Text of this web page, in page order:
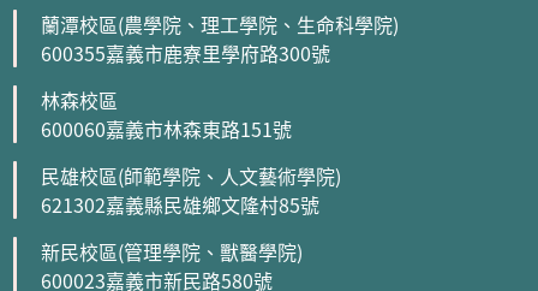
蘭潭校區(農學院、理工學院、生命科學院)
600355嘉義市鹿寮里學府路300號
林森校區
600060嘉義市林森東路151號
民雄校區(師範學院、人文藝術學院)
621302嘉義縣民雄鄉文隆村85號
新民校區(管理學院、獸醫學院)
600023嘉義市新民路580號